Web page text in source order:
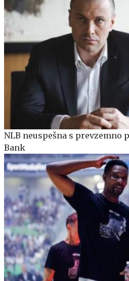
NLB neuspešna s prevzemno
Bank